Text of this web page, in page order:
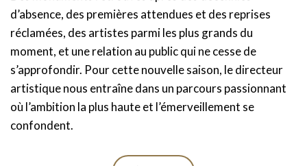
d’absence, des premières attendues et des reprises
réclamées, des artistes parmi les plus grands du
moment, et une relation au public qui ne cesse de
s’approfondir. Pour cette nouvelle saison, le directeur
artistique nous entraîne dans un parcours passionnant
où l’ambition la plus haute et l’émerveillement se
confondent.